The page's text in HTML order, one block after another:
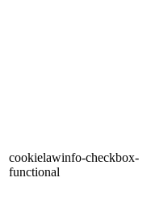
cookielawinfo-checkbox-
functional